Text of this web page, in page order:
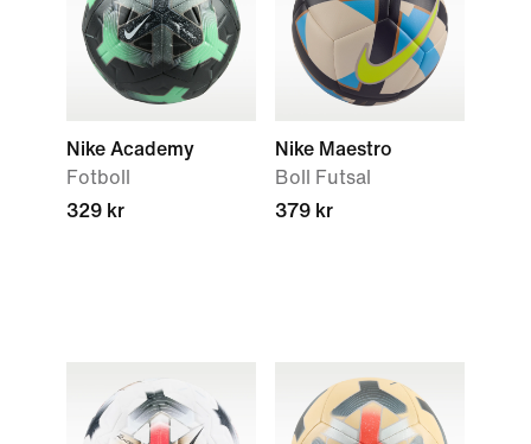
Nike Academy
Fotboll
329 kr
Nike Maestro
Boll Futsal
379 kr